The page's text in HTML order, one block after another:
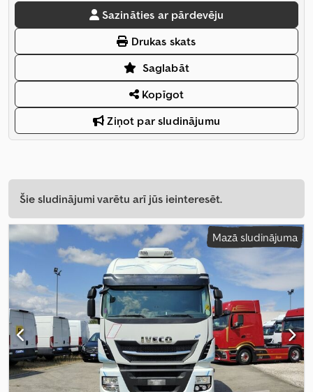
Sazināties ar pārdevēju
Drukas skats
Saglabāt
Kopīgot
Ziņot par sludinājumu
Šie sludinājumi varētu arī jūs ieinteresēt.
Mazā sludinājuma